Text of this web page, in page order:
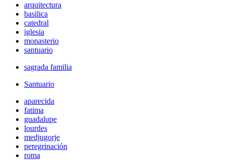
arquitectura
basilica
catedral
iglesia
monasterio
santuario
sagrada familia
Santuario
aparecida
fatima
guadalupe
lourdes
medjugorje
peregrinación
roma